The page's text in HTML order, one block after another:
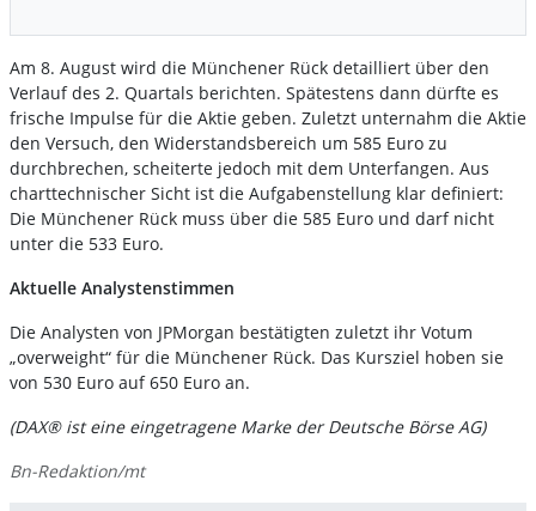
Am 8. August wird die Münchener Rück detailliert über den
Verlauf des 2. Quartals berichten. Spätestens dann dürfte es
frische Impulse für die Aktie geben. Zuletzt unternahm die Aktie
den Versuch, den Widerstandsbereich um 585 Euro zu
durchbrechen, scheiterte jedoch mit dem Unterfangen. Aus
charttechnischer Sicht ist die Aufgabenstellung klar definiert:
Die Münchener Rück muss über die 585 Euro und darf nicht
unter die 533 Euro.
Aktuelle Analystenstimmen
Die Analysten von JPMorgan bestätigten zuletzt ihr Votum
„overweight“ für die Münchener Rück. Das Kursziel hoben sie
von 530 Euro auf 650 Euro an.
(DAX® ist eine eingetragene Marke der Deutsche Börse AG)
Bn-Redaktion/mt